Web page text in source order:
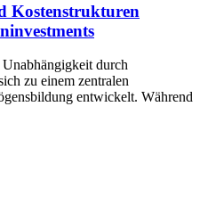
Kostenstrukturen
durch
zu einem zentralen
entwickelt. Während